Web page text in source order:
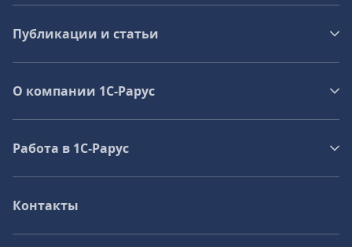
Публикации и статьи
О компании 1C-Рарус
Работа в 1С‑Рарус
Контакты